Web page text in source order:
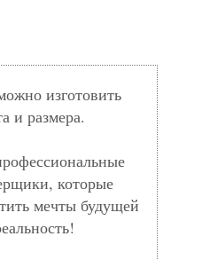
изготовить
и размера.
которые
мечты будущей